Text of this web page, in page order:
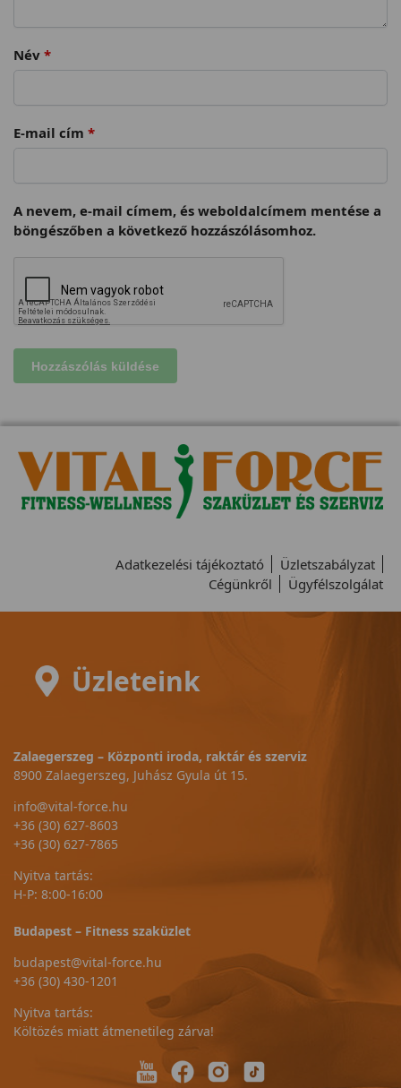
Név *
E-mail cím *
A nevem, e-mail címem, és weboldalcímem mentése a
böngészőben a következő hozzászólásomhoz.
Adatkezelési tájékoztató
Üzletszabályzat
Cégünkről
Ügyfélszolgálat
Üzleteink
Zalaegerszeg – Központi iroda, raktár és szerviz
8900 Zalaegerszeg, Juhász Gyula út 15.
info@vital-force.hu
+36 (30) 627-8603
+36 (30) 627-7865
Nyitva tartás:
H-P: 8:00-16:00
Budapest – Fitness szaküzlet
budapest@vital-force.hu
+36 (30) 430-1201
Nyitva tartás:
Költözés miatt átmenetileg zárva!